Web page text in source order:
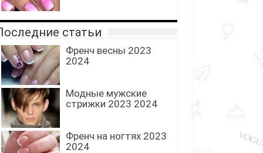
статьи
Френч весны 2023
2024
Модные мужские
стрижки 2023 2024
Френч на ногтях 2023
2024